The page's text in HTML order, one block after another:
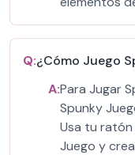
Q:¿Cómo Juego
A:Para Jugar
Spunky
Usa tu
Juego y